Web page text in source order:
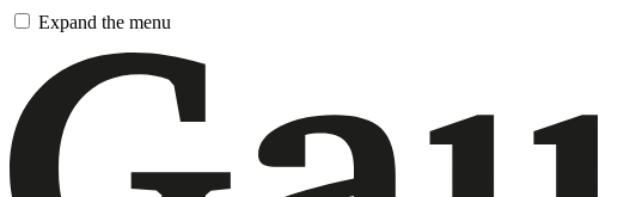
Pasar
contingut
principal
Expand the menu